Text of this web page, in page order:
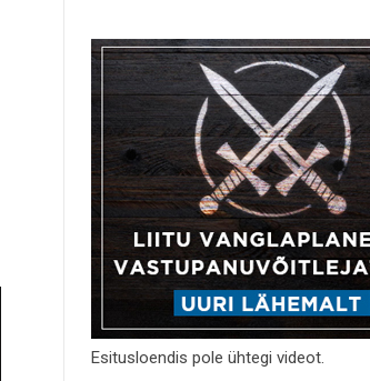
Esitusloendis pole ühtegi videot.